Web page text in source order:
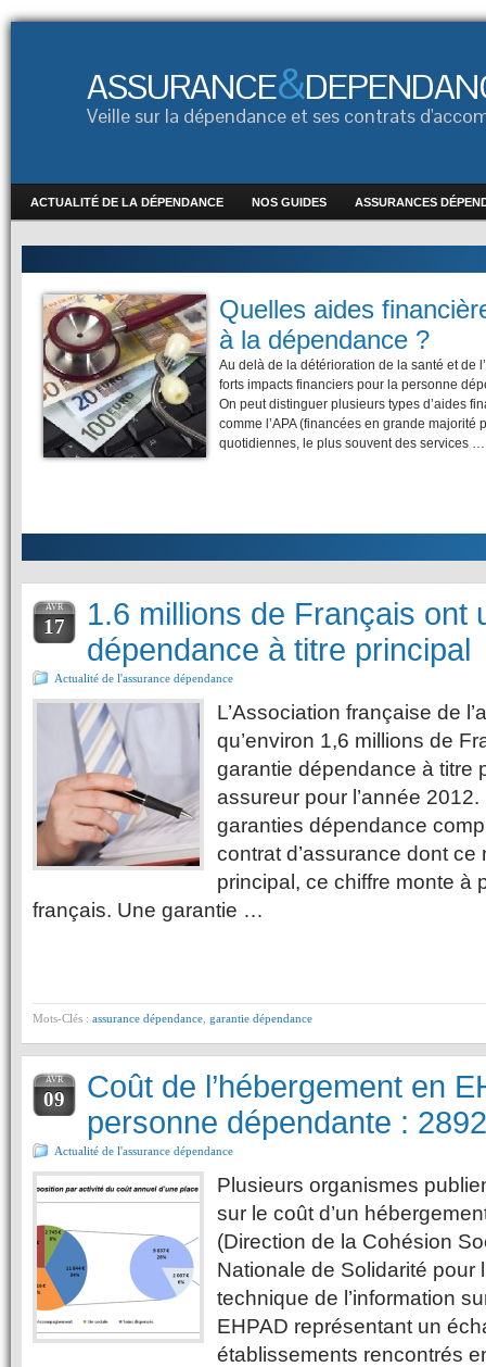
ASSURANCE&
Veille sur la dépendance et ses contrats
ACTUALITÉ DE LA DÉPENDANCE NOS GUIDES ASSURANCES
Quelles aides
à la dépendance ?
Au delà de la détérioration de la santé et de
forts impacts financiers pour la personne
On peut distinguer plusieurs types d’aides
comme l’APA (financées en grande majorité
quotidiennes, le plus souvent des services …
AVR
17
1.6 millions de Français ont
dépendance à titre principal
Actualité de l'assurance dépendance
L’Association française de
qu’environ 1,6 millions de
garantie dépendance à titre
assureur pour l’année 2012.
garanties dépendance
contrat d’assurance dont ce
principal, ce chiffre monte à
français. Une garantie …
Mots-Clés : assurance dépendance garantie dépendance
AVR
09
Coût de l’hébergement en
personne dépendante :
Actualité de l'assurance dépendance
Plusieurs organismes
sur le coût d’un
(Direction de la Cohésion
Nationale de Solidarité pour
technique de l’information
EHPAD représentant un
établissements rencontrés